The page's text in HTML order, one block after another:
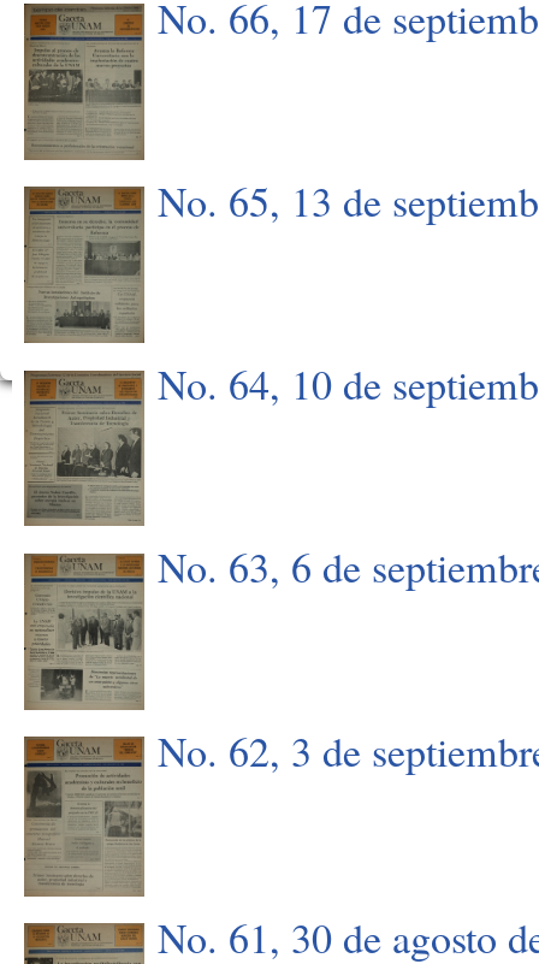
No. 66, 17 de
No. 65, 13 de
No. 64, 10 de
No. 63, 6 de
No. 62, 3 de
No. 61, 30 de agosto